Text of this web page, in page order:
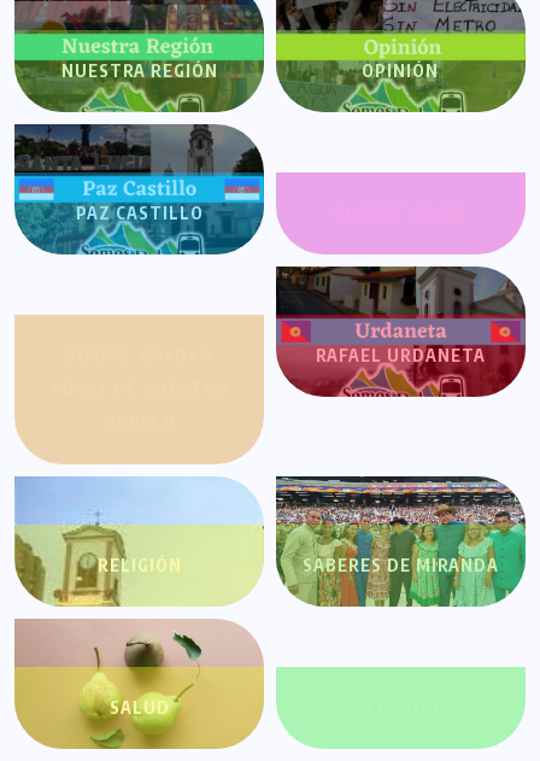
NUESTRA REGIÓN OPINIÓN
PAZ CASTILLO
RAFAEL URDANETA
RELIGIÓN SABERES DE MIRANDA
SALUD